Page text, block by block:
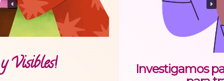
Investigamos para incidir. Incidimos